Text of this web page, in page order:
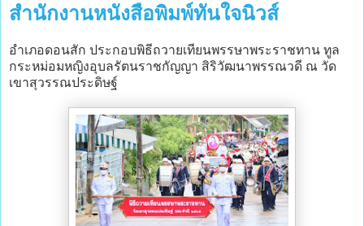
สำนักงานหนังสือพิมพ์ทันใจนิวส์
อำเภอดอนสัก ประกอบพิธีถวายเทียนพรรษาพระราชทาน ทูล
กระหม่อมหญิงอุบลรัตนราชกัญญา สิริวัฒนาพรรณวดี ณ วัด
เขาสุวรรณประดิษฐ์